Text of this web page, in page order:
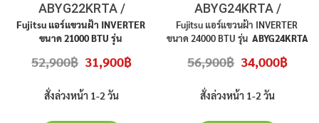
ABYG22KRTA /
AOYG22KBTB
Fujitsu แอร์แขวนฝ้า INVERTER
ขนาด21000 BTU รุ่น
220 V 1เฟส เบอร์5 R32
ส่วน3ปีราคาไม่รวมติดตั้ง
52,900฿ Original
price
52,900฿.
31,900฿Current
price
สั่งล่วงหน้า 1-2 วัน
ABYG24KRTA /
AOYG24KBTB
Fujitsu แอร์แขวนฝ้า INVERTER
ขนาด 24000 BTU รุ่น ABYG24KRTA
เบอร์ 5 R32 คอมเพรสเซอร์ 10 ปี
ตั้ง
56,900฿ Original
price
56,900฿.
34,000฿price
สั่งล่วงหน้า 1-2 วัน